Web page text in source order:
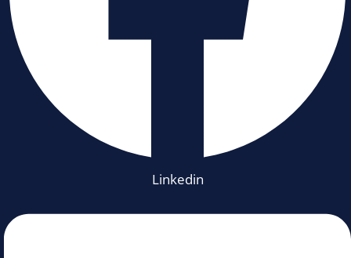
Linkedin